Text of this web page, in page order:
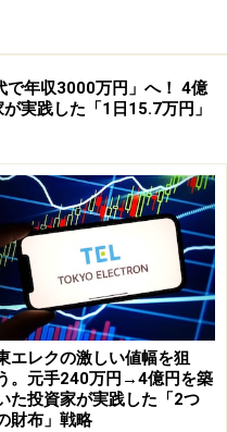
に貢献した世界オ
で年収3000万円」へ！ 4億
実践した「1日15.7万円」
エレクの激しい値幅を狙
。元手240万円→4億円を築
た投資家が実践した「2つ
財布」戦略